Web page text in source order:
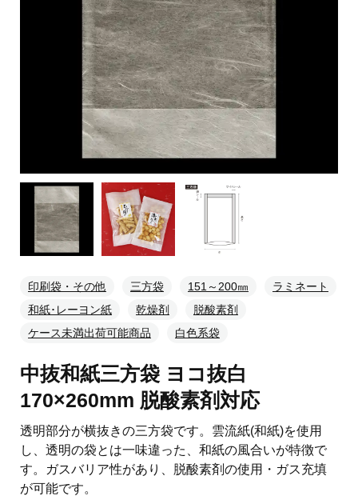
印刷袋・その他 三方袋 151～200㎜
ラミネート
和紙･レーヨン紙
乾燥剤
脱酸素剤
ケース未満出荷可能商品
白色系袋
中抜和紙三方袋 ヨコ抜白
170×260mm 脱酸素剤対応
透明部分が横抜きの三方袋です。雲流紙(和紙)を使用
し、透明の袋とは一味違った、和紙の風合いが特徴で
す。ガスバリア性があり、脱酸素剤の使用・ガス充填
が可能です。